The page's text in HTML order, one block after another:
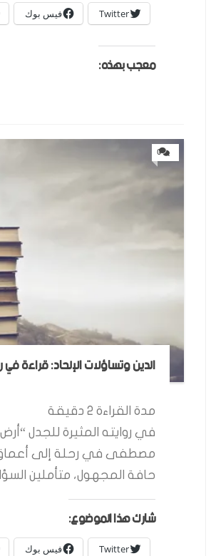
Twitter فيس بوك
معجب بهذه:
0
الدين وتساؤلات الإلحاد: قراءة
مدة القراءة 2 دقيقة
في روايته المثيرة للجدل
مصطفى في رحلة إلى أعماق
حافة المجهول، متأملين
شارك هذا الموضوع:
Twitter فيس بوك